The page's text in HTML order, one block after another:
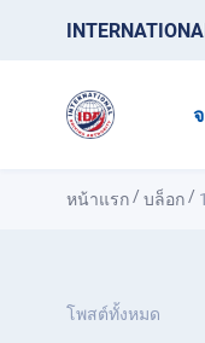
หน้าแรก /บล็อก /
โพสต์ทั้งหมด